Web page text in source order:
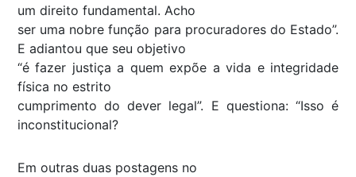
um direito fundamental. Acho
ser uma nobre função para procuradores do Estado”.
E adiantou que seu objetivo
“é fazer justiça a quem expõe a vida e integridade
física no estrito
cumprimento do dever legal”. E questiona: “Isso é
inconstitucional?
Em outras duas postagens no